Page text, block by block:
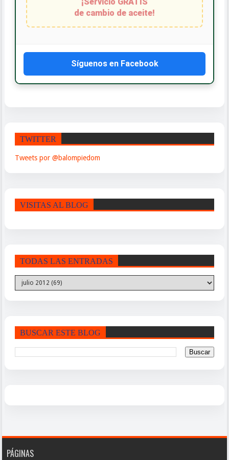
Síguenos en Facebook
TWITTER
Tweets por @balompiedom
VISITAS AL BLOG
TODAS LAS ENTRADAS
BUSCAR ESTE BLOG
PÁGINAS